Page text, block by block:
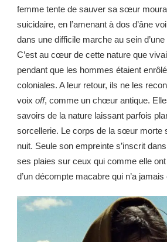
femme tente de sauver sa sœur
suicidaire, en l’amenant à dos d’âne
dans une difficile marche au sein
C’est au cœur de cette nature que
pendant que les hommes étaient
coloniales. A leur retour, ils ne les
voix off, comme un chœur antique.
savoirs de la nature laissant parfois
sorcellerie. Le corps de la sœur morte
nuit. Seule son empreinte s’inscrit
ses plaies sur ceux qui comme elle
d’un décompte macabre qui n’a jamais